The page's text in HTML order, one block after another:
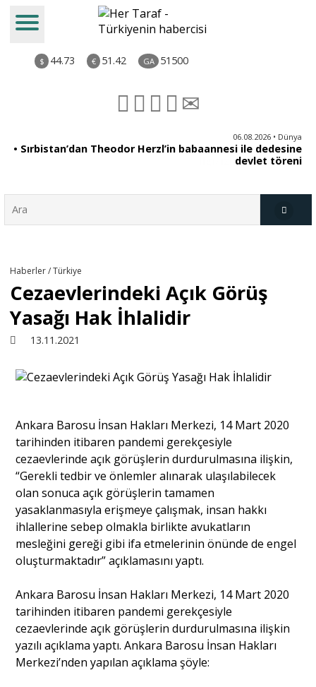
$ 44.73 € 51.42 GA 51500
06.08.2026 • Dünya
• Sırbistan’dan Theodor Herzl’in babaannesi ile dedesine
devlet töreni
Derkenar
Ekonomi
Dünya
Yorum - Analiz
Yazı Dizisi
Portre
Haberler / Türkiye
Cezaevlerindeki Açık Görüş
Yasağı Hak İhlalidir
13.11.2021
Ankara Barosu İnsan Hakları Merkezi, 14 Mart 2020
tarihinden itibaren pandemi gerekçesiyle
cezaevlerinde açık görüşlerin durdurulmasına ilişkin,
“Gerekli tedbir ve önlemler alınarak ulaşılabilecek
olan sonuca açık görüşlerin tamamen
yasaklanmasıyla erişmeye çalışmak, insan hakkı
ihlallerine sebep olmakla birlikte avukatların
mesleğini gereği gibi ifa etmelerinin önünde de engel
oluşturmaktadır” açıklamasını yaptı.
Ankara Barosu İnsan Hakları Merkezi, 14 Mart 2020
tarihinden itibaren pandemi gerekçesiyle
cezaevlerinde açık görüşlerin durdurulmasına ilişkin
yazılı açıklama yaptı. Ankara Barosu İnsan Hakları
Merkezi’nden yapılan açıklama şöyle: